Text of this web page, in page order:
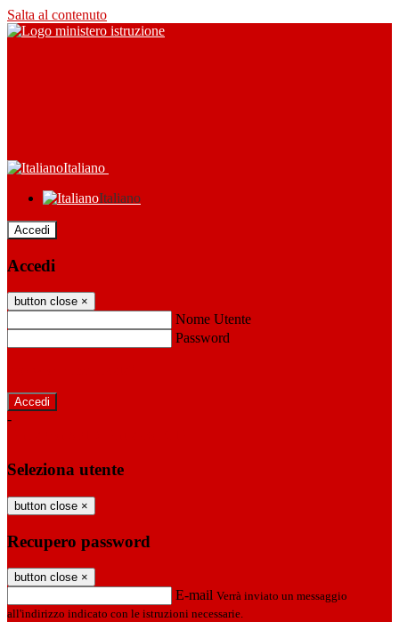
Salta al contenuto
Italiano
Italiano
Accedi
Accedi
button close ×
Nome Utente
Password
-
Seleziona utente
button close ×
Recupero password
button close ×
E-mail Verrà inviato un messaggio
all'indirizzo indicato con le istruzioni necessarie.